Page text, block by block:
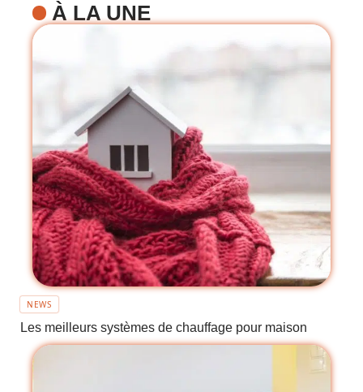
À LA UNE
NEWS
Les meilleurs systèmes de chauffage pour maison